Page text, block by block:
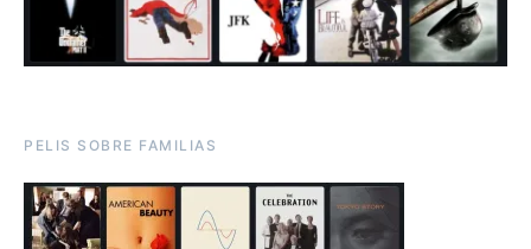
PELIS SOBRE FAMILIAS